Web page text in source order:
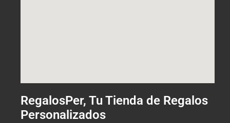
RegalosPer, Tu Tienda de Regalos
Personalizados